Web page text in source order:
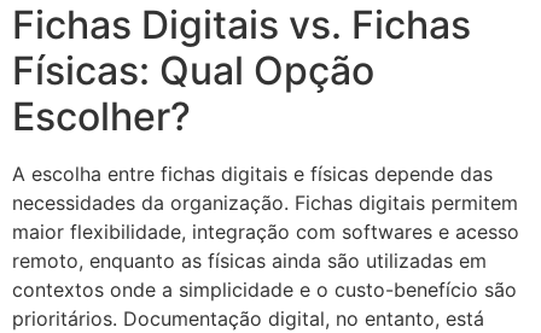
Fichas Digitais vs. Fichas
Físicas: Qual Opção
Escolher?
A escolha entre fichas digitais e físicas depende das
necessidades da organização. Fichas digitais permitem
maior flexibilidade, integração com softwares e acesso
remoto, enquanto as físicas ainda são utilizadas em
contextos onde a simplicidade e o custo-benefício são
prioritários. Documentação digital, no entanto, está